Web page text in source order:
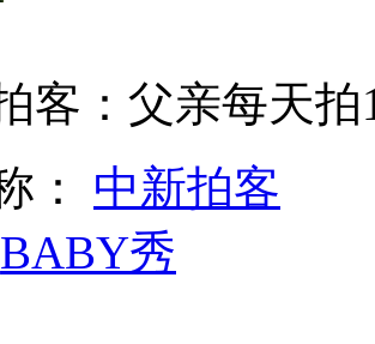
产子 婴儿掉进化粪池
锁 持刀痛哭与警对峙
客：父亲每天
： 中新拍客
BABY秀